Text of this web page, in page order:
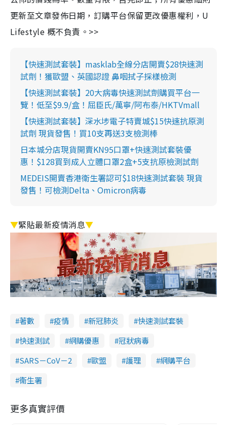
更新至文章發佈日期，訂購平台保留更改優惠權利，U
Lifestyle 概不負責。>>
【快速測試套裝】masklab全線分店開賣$28快速測
試劑！獲歐盟、英國認證 鼻咽拭子採樣檢測
【快速測試套裝】20大病毒快速測試劑購買平台一
覽！低至$9.9/盒！屈臣氏/萬寧/阿布泰/HKTVmall
【快速測試套裝】深水埗電子特賣城$15快速抗原測
試劑 現貨發售！買10支再送3支檢測棒
日本城分店現貨開賣KN95口罩+快速測試套裝優
惠！$128買到成人立體口罩2盒+5支抗原檢測試劑
MEDEIS開賣香港衛生署認可$18快速測試套裝 現貨
發售！可檢測Delta、Omicron病毒
▼緊貼最新疫情消息▼
著數 疫情 新冠肺炎
快速測試套裝
快速測試
網購優惠
冠狀病毒
SARS－CoV－2
歐盟 護理
網購平台
衞生署
更多真實評價